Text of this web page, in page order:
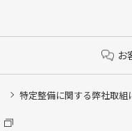
お
特定整備に関する弊社取組